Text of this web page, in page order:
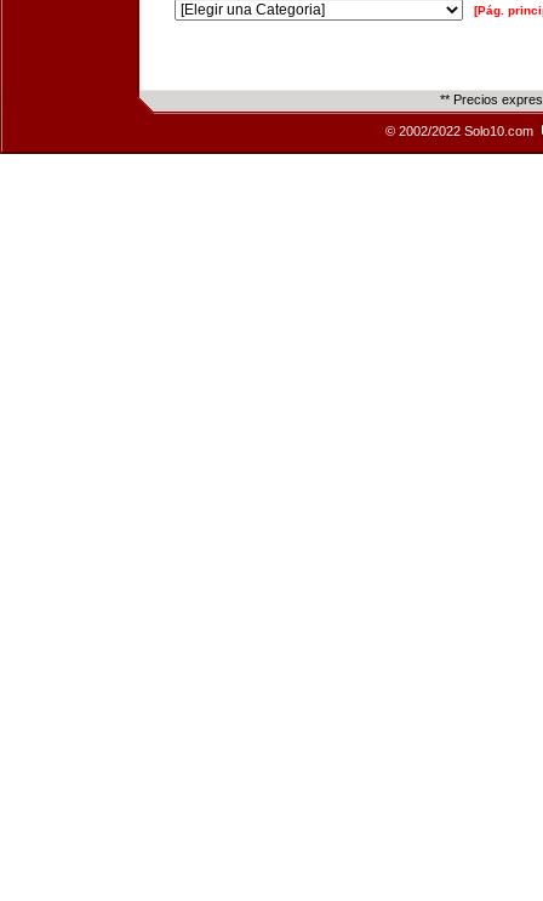
[Pág.
** Precios
© 2002/2022 Solo10.com